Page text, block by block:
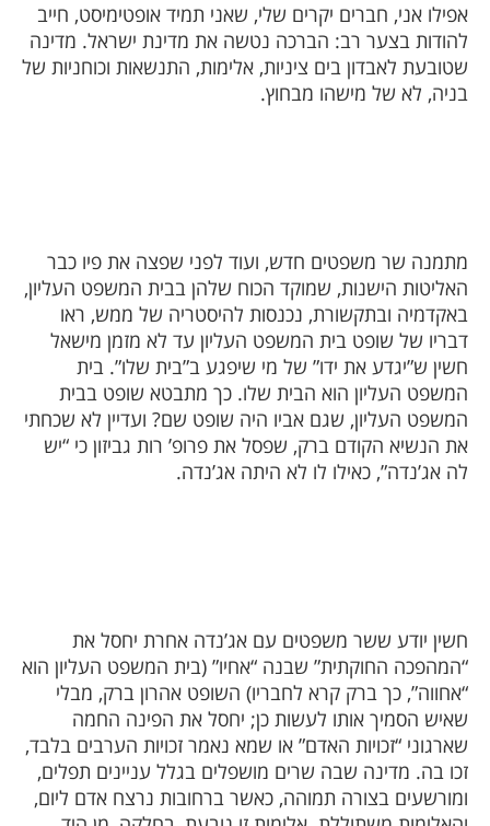
אפילו אני, חברים יקרים שלי, שאני תמיד אופטימיסט, חייב
להודות בצער רב: הברכה נטשה את מדינת ישראל. מדינה
שטובעת לאבדון בים ציניות, אלימות, התנשאות וכוחניות של
בניה, לא של מישהו מבחוץ.
מתמנה שר משפטים חדש, ועוד לפני שפצה את פיו כבר
האליטות הישנות, שמוקד הכוח שלהן בבית המשפט העליון,
באקדמיה ובתקשורת, נכנסות להיסטריה של ממש, ראו
דבריו של שופט בית המשפט העליון עד לא מזמן מישאל
חשין ש”יגדע את ידו” של מי שיפגע ב”בית שלו”. בית
המשפט העליון הוא הבית שלו. כך מתבטא שופט בבית
המשפט העליון, שגם אביו היה שופט שם? ועדיין לא שכחתי
את הנשיא הקודם ברק, שפסל את פרופ’ רות גביזון כי “יש
לה אג’נדה”, כאילו לו לא היתה אג’נדה.
חשין יודע ששר משפטים עם אג’נדה אחרת יחסל את
“המהפכה החוקתית” שבנה “אחיו” (בית המשפט העליון הוא
“אחווה”, כך ברק קרא לחבריו) השופט אהרון ברק, מבלי
שאיש הסמיך אותו לעשות כן; יחסל את הפינה החמה
שארגוני “זכויות האדם” או שמא נאמר זכויות הערבים בלבד,
זכו בה. מדינה שבה שרים מושפלים בגלל עניינים תפלים,
ומורשעים בצורה תמוהה, כאשר ברחובות נרצח אדם ליום,